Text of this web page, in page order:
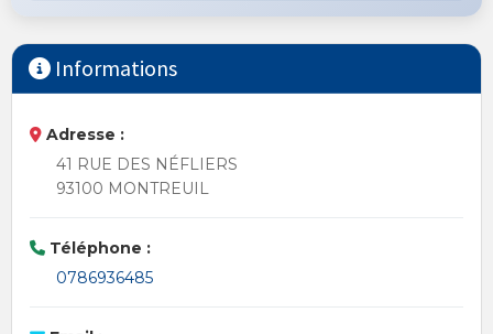
Informations
Adresse :
41 RUE DES NÉFLIERS
93100 MONTREUIL
Téléphone :
0786936485